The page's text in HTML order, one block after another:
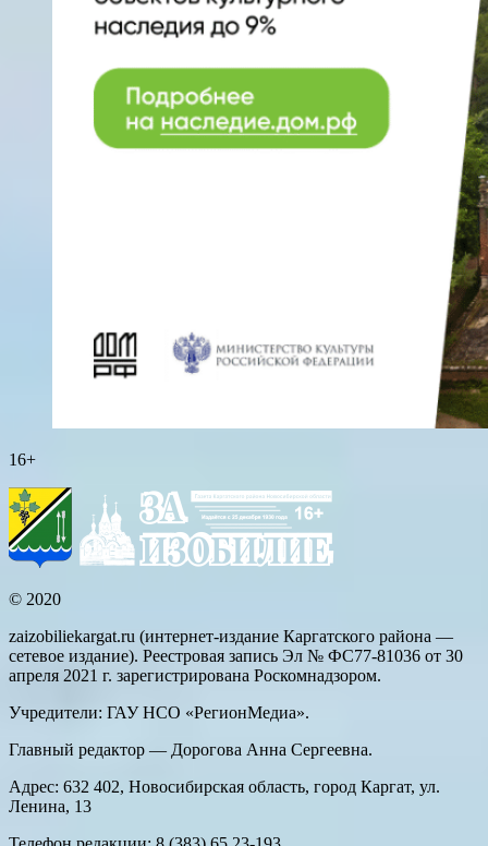
16+
© 2020
zaizobiliekargat.ru (интернет-издание Каргатского района —
сетевое издание). Реестровая запись Эл № ФС77-81036 от 30
апреля 2021 г. зарегистрирована Роскомнадзором.
Учредители: ГАУ НСО «РегионМедиа».
Главный редактор — Дорогова Анна Сергеевна.
Адрес: 632 402, Новосибирская область, город Каргат, ул.
Ленина, 13